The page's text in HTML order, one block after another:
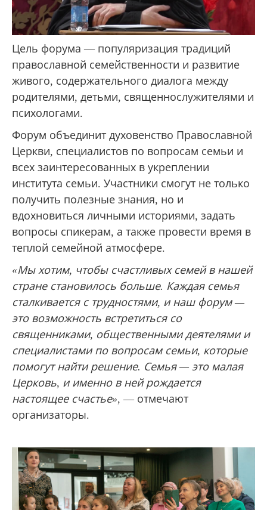
Цель форума — популяризация традиций
православной семейственности и развитие
живого, содержательного диалога между
родителями, детьми, священнослужителями и
психологами.
Форум объединит духовенство Православной
Церкви, специалистов по вопросам семьи и
всех заинтересованных в укреплении
института семьи. Участники смогут не только
получить полезные знания, но и
вдохновиться личными историями, задать
вопросы спикерам, а также провести время в
теплой семейной атмосфере.
«Мы хотим, чтобы счастливых семей в нашей
стране становилось больше. Каждая семья
сталкивается с трудностями, и наш форум —
это возможность встретиться со
священниками, общественными деятелями и
специалистами по вопросам семьи, которые
помогут найти решение. Семья — это малая
Церковь, и именно в ней рождается
настоящее счастье», — отмечают
организаторы.